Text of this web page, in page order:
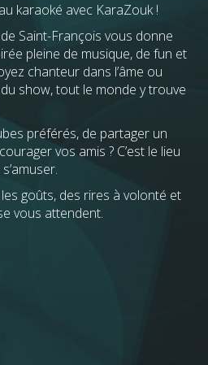
karaoké avec KaraZouk !
Saint-François vous donne
pleine de musique, de fun et
chanteur dans l’âme ou
show, tout le monde y trouve
préférés, de partager un
vos amis ? C’est le lieu
goûts, des rires à volonté et
vous attendent.